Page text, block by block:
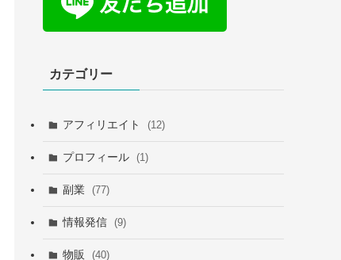
カテゴリー
アフィリエイト (12)
プロフィール (1)
副業 (77)
情報発信 (9)
物販 (40)